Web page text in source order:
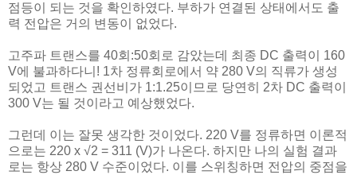
점등이 되는 것을 확인하였다. 부하가 연결된 상태에서도 출
력 전압은 거의 변동이 없었다.
고주파 트랜스를 40회:50회로 감았는데 최종 DC 출력이 160
V에 불과하다니! 1차 정류회로에서 약 280 V의 직류가 생성
되었고 트랜스 권선비가 1:1.25이므로 당연히 2차 DC 출력이
300 V는 될 것이라고 예상했었다.
그런데 이는 잘못 생각한 것이었다. 220 V를 정류하면 이론적
으로는 220 x √2 = 311 (V)가 나온다. 하지만 나의 실험 결과
로는 항상 280 V 수준이었다. 이를 스위칭하면 전압의 중점을